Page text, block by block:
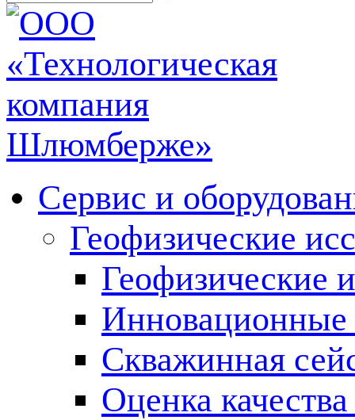
Сервис и
Геофизические
Геофизические
Инновационные
Скважинная
Оценка